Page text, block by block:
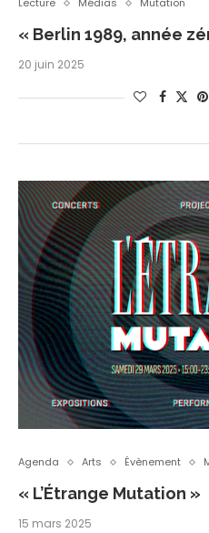
Lecture
Médias Mutation
« Berlin 1989, année
20 juin 2025
Agenda Arts Évènement
« L’Étrange Mutation »
15 mars 2025